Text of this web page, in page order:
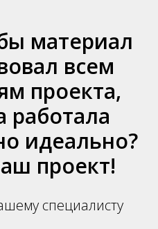
материал
всем
проекта,
работала
идеально?
проект!
специалисту